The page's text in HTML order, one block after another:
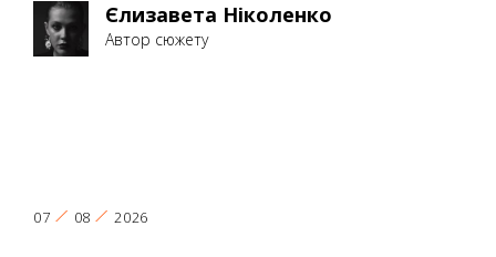
Єлизавета Ніколенко
Автор сюжету
07 08 2026